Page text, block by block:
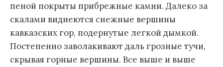
пеной покрыты прибрежные камни. Далеко за
скалами виднеются снежные вершины
кавказских гор, подернутые легкой дымкой.
Постепенно заволакивают даль грозные тучи,
скрывая горные вершины. Все выше и выше